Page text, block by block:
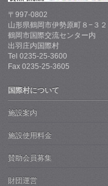
〒997-0802
山形県鶴岡市伊勢原町８−３２
鶴岡市国際交流センター内
出羽庄内国際村
Tel 0235-25-3600
Fax 0235-25-3605
国際村について
施設案内
施設使用料金
賛助会員募集
財団運営